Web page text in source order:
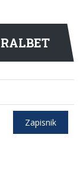
Zapisnik